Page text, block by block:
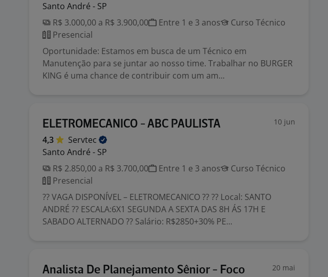
Santo André - SP
R$ 3.000,00 a R$ 3.900,00
Entre 1 e 3 anos
Curso Técnico
Presencial
Oportunidade: Estamos em busca de um Técnico em
Manutenção para se juntar ao nosso time. Trabalhar no BURGER
KING é uma chance de contribuir com um am...
ELETROMECANICO - ABC PAULISTA 10 jun
4,3
Servtec
Santo André - SP
R$ 2.850,00 a R$ 3.700,00
Entre 1 e 3 anos
Curso Técnico
Presencial
?? VAGA DISPONÍVEL – ELETROMECANICO ?? ?? Local: SANTO
ANDRÉ ?? ESCALA:6X1 SEGUNDA A SEXTA DAS 8H ÁS 17H E
SABADO ALTERNADO ?? Salário: R$2850+30% PE...
Analista De Planejamento Sênior - Foco
20 mai